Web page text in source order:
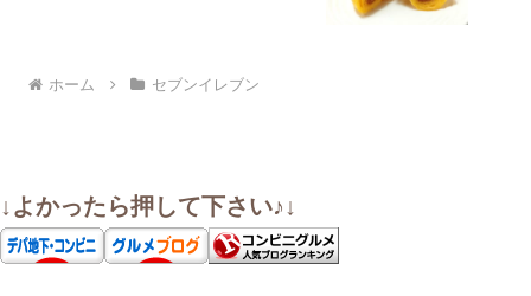
ホーム セブンイレブン
↓よかったら押して下さい♪↓